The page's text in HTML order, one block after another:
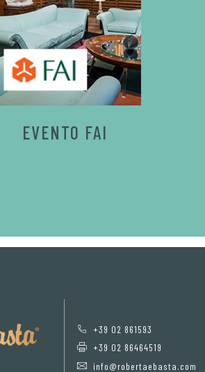
EVENTO FAI
+39 02 861593
+39 02 86464519
info@robertaebasta.com